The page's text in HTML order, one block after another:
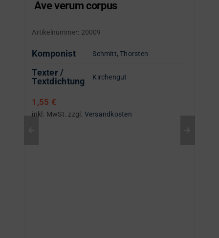
Ave verum corpus
Artikelnummer: 20009
Komponist Schmitt, Thorsten
Texter /
Textdichtung
Kirchengut
1,55 €
inkl. MwSt. zzgl. Versandkosten